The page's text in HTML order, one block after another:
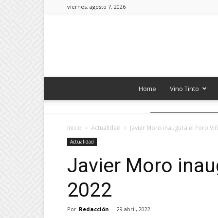
viernes, agosto 7, 2026
Home Vino Tinto
Inicio Actualidad Javier Moro inaugura el Foro
Actualidad
Javier Moro
2022
Por Redacción - 29 abril, 2022